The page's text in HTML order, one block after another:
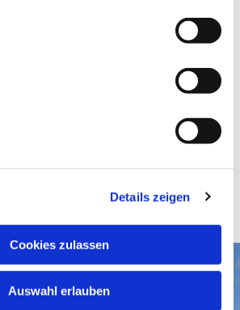
Details zeigen
Cookies zulassen
Auswahl erlauben